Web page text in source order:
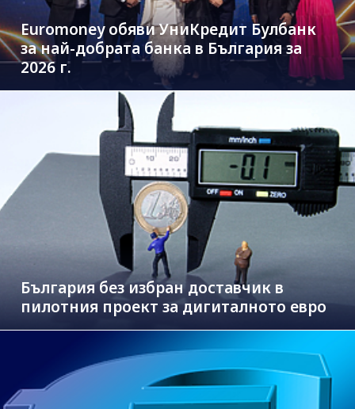
Euromoney обяви УниКредит Булбанк
за най-добрата банка в България за
2026 г.
България без избран доставчик в
пилотния проект за дигиталното евро